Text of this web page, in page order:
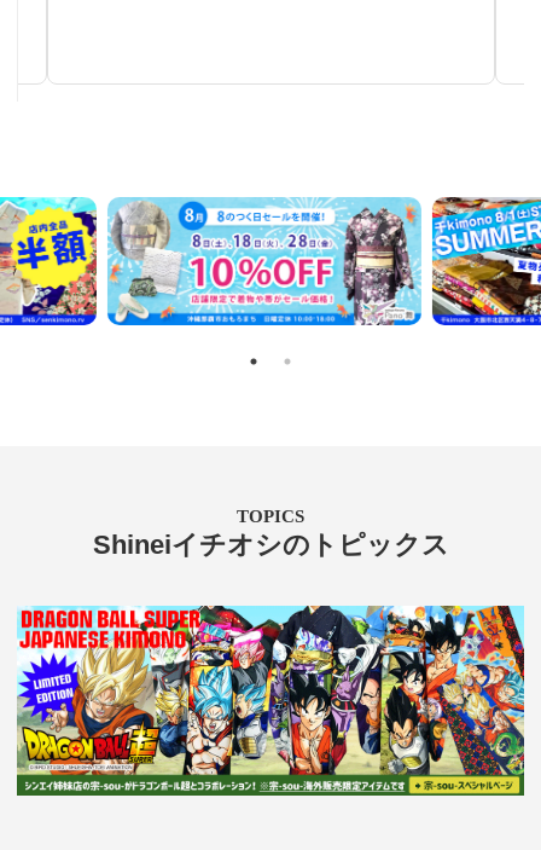
TOPICS
Shineiイチオシのトピックス